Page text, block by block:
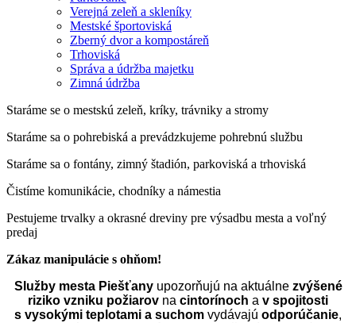
Verejná zeleň a skleníky
Mestské športoviská
Zberný dvor a kompostáreň
Trhoviská
Správa a údržba majetku
Zimná údržba
Staráme se o mestskú zeleň, kríky, trávniky a stromy
Staráme sa o pohrebiská a prevádzkujeme pohrebnú službu
Staráme sa o fontány, zimný štadión, parkoviská a trhoviská
Čistíme komunikácie, chodníky a námestia
Pestujeme trvalky a okrasné dreviny pre výsadbu mesta a voľný
predaj
Zákaz manipulácie s ohňom!
Služby mesta Piešťanyupozorňujú na aktuálne zvýšené
riziko vzniku požiarov na cintorínoch a v spojitosti
s vysokými teplotami a suchom vydávajú odporúčanie,